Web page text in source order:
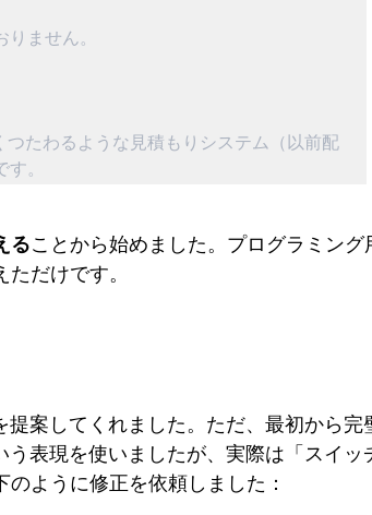
ません。
たわるような見積もりシステム（以前配
。
ることから始めました。プログラミング
だけです。
案してくれました。ただ、最初から完
表現を使いましたが、実際は「スイッ
ように修正を依頼しました：